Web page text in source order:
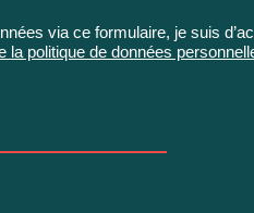
via ce formulaire, je suis
la politique de données